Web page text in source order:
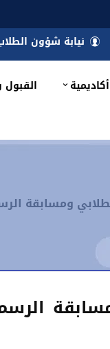
نيابة شؤون
ومسابقة